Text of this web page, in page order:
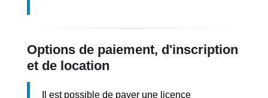
Options de paiement, d'inscription
et de location
Il est possible de payer une licence